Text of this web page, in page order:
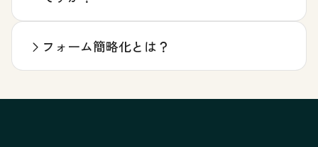
フォーム簡略化とは？